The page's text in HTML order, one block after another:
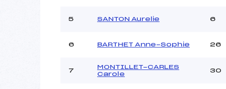
Ouvreurs C :
5 SANTON Aurelie 6
6 BARTHET Anne-Sophie 26
7
MONTILLET-CARLES
Carole
30